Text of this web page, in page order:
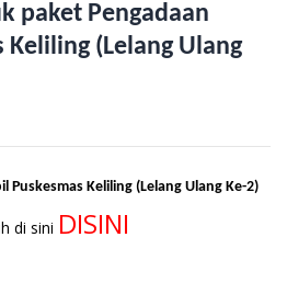
paket Pengadaan
(Lelang Ulang
Puskesmas Keliling (Lelang Ulang Ke-2)
di sini DISINI